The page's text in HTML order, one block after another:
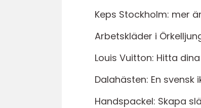
Keps Stockholm: mer
Arbetskläder i
Louis Vuitton: Hitta
Dalahästen: En svensk
Handspackel: Skapa